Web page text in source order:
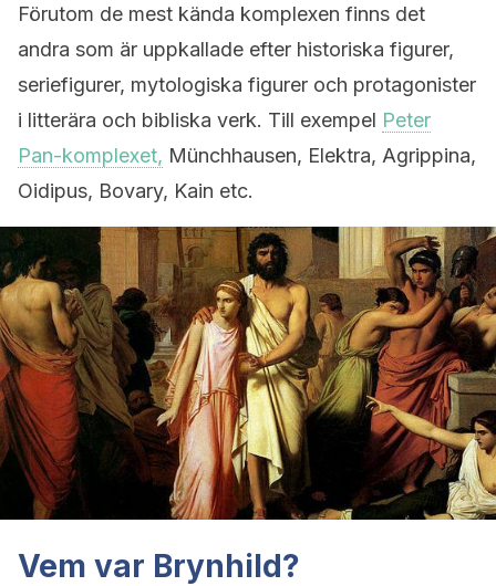
Förutom de mest kända komplexen finns det
andra som är uppkallade efter historiska figurer,
seriefigurer, mytologiska figurer och protagonister
i litterära och bibliska verk. Till exempel Peter
Pan-komplexet, Münchhausen, Elektra, Agrippina,
Oidipus, Bovary, Kain etc.
Vem var Brynhild?